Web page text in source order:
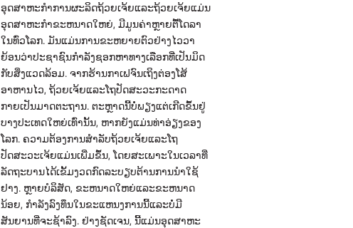
ອຸດສາຫະກໍາການຜະລິດຖ້ວຍເຈ້ຍແລະຖ້ວຍເຈ້ຍແມ່ນ
ອຸດສາຫະກໍາຂະຫນາດໃຫຍ່, ມີມູນຄ່າຫຼາຍຕື້ໂດລາ
ໃນທົ່ວໂລກ. ມັນແມ່ນການຂະຫຍາຍຕົວຢ່າງໄວວາ
ຍ້ອນວ່າປະຊາຊົນກໍາລັງຊອກຫາທາງເລືອກທີ່ເປັນມິດ
ກັບສິ່ງແວດລ້ອມ. ຈາກຮ້ານກາເຟຈົນເຖິງຕ່ອງໂສ້
ອາຫານໄວ, ຖ້ວຍເຈ້ຍແລະໂຖປັດສະວະກະດາດ
ກາຍເປັນມາດຕະຖານ. ຕະຫຼາດ​ນີ້​ບໍ່​ພຽງ​ແຕ່​ເກີດ​ຂຶ້ນ​ຢູ່​
ບາງ​ປະ​ເທດ​ໃຫຍ່​ເທົ່າ​ນັ້ນ, ຫາກ​ຍັງ​ແມ່ນ​ທ່າ​ອ່ຽງ​ຂອງ​
ໂລກ. ຄວາມຕ້ອງການສໍາລັບຖ້ວຍເຈ້ຍແລະໂຖ
ປັດສະວະເຈ້ຍແມ່ນເພີ່ມຂຶ້ນ, ໂດຍສະເພາະໃນເວລາທີ່
ລັດຖະບານໄດ້ເຂັ້ມງວດກົດລະບຽບຕ້ານການນໍາໃຊ້
ຢາງ. ຫຼາຍບໍລິສັດ, ຂະຫນາດໃຫຍ່ແລະຂະຫນາດ
ນ້ອຍ, ກໍາລັງລົງທຶນໃນຂະແຫນງການນີ້ແລະບໍ່ມີ
ສັນຍານທີ່ຈະຊ້າລົງ. ຢ່າງຊັດເຈນ, ນີ້ແມ່ນອຸດສາຫະ